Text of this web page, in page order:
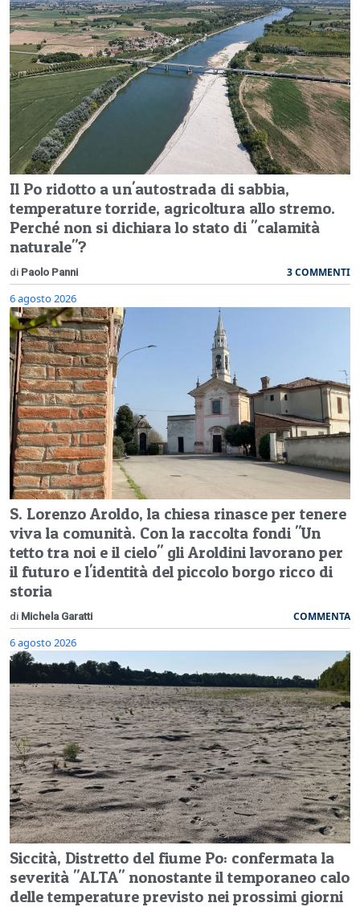
Il Po ridotto a un'autostrada di sabbia,
temperature torride, agricoltura allo stremo.
Perché non si dichiara lo stato di "calamità
naturale"?
di Paolo Panni 3 COMMENTI
6 agosto 2026
S. Lorenzo Aroldo, la chiesa rinasce per tenere
viva la comunità. Con la raccolta fondi "Un
tetto tra noi e il cielo" gli Aroldini lavorano per
il futuro e l'identità del piccolo borgo ricco di
storia
di Michela Garatti COMMENTA
6 agosto 2026
Siccità, Distretto del fiume Po: confermata la
severità "ALTA" nonostante il temporaneo calo
delle temperature previsto nei prossimi giorni